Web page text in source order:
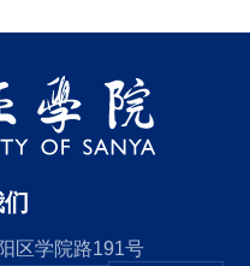
区学院路191号